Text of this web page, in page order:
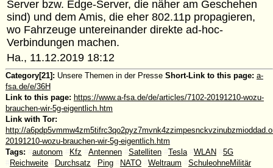
Server bzw. Edge-Server, die näher am Geschehen
sind) und dem Amis, die eher 802.11p propagieren,
wo Fahrzeuge untereinander direkte ad-hoc-
Verbindungen machen.
Ha., 11.12.2019 18:12
Category[21]: Unsere Themen in der Presse Short-Link to this page: a-
fsa.de/e/36H
Link to this page: https://www.a-fsa.de/de/articles/7102-20191210-wozu-
brauchen-wir-5g-eigentlich.htm
Link with Tor:
http://
20191210-wozu-brauchen-wir-5g-eigentlich.htm
Tags:
autonom Kfz Antennen Satelliten Tesla WLAN
5G
Reichweite Durchsatz Ping NATO Weltraum
SchuleohneMilitär